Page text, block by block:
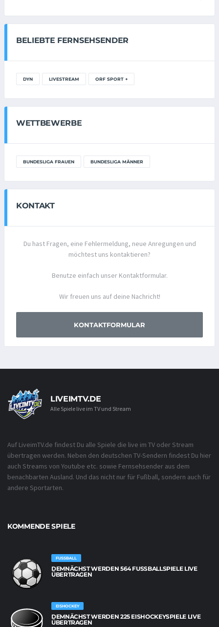
BELIEBTE FERNSEHSENDER
DYN LIVESTREAM ORF SPORT +
WETTBEWERBE
BUNDESLIGA FRAUEN BUNDESLIGA MÄNNER
KONTAKT
Du hast Fragen, eine Fehlermeldung, neue Anregungen und
möchtest uns kontaktieren?
Benutze einfach unser Kontaktformular.
Wir freuen uns auf deine Nachricht!
KONTAKTFORMULAR
LIVEIMTV.DE
Alle Spiele live im TV und Stream
Auf LiveimTV.de findest Du alle Spiele die live im TV oder Stream
übertragen werden. Neben den deutschen TV-Sendern findest Du hier
auch Streams von Youtube etc. sowie Fernsehsender aus dem
benachbarten Ausland. Und das nicht nur für Fußball, sondern auch für
andere Sportarten.
KOMMENDE SPIELE
FUSSBALL
DEMNÄCHST WERDEN 564 FUSSBALLSPIELE LIVE Ü
BERTRAGEN
EISHOCKEY
DEMNÄCHST WERDEN 225 EISHOCKEYSPIELE LIVE
ÜBERTRAGEN